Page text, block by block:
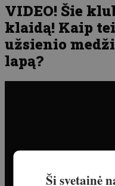
VIDEO! Šie
klaidą! Kaip
užsienio
lapą?
Ši svetainė